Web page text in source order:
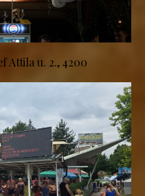
Attila u. 2., 4200